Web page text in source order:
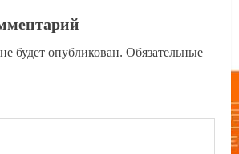
будет опубликован. Обязательные